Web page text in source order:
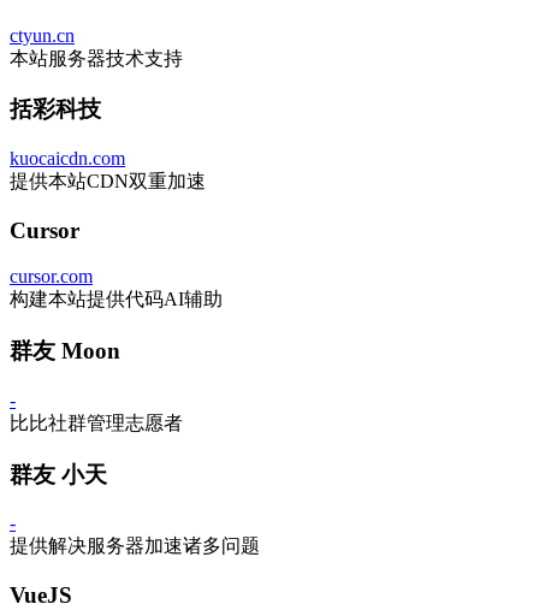
ctyun.cn
本站服务器技术支持
括彩科技
kuocaicdn.com
提供本站CDN双重加速
Cursor
cursor.com
构建本站提供代码AI辅助
群友 Moon
-
比比社群管理志愿者
群友 小天
-
提供解决服务器加速诸多问题
VueJS